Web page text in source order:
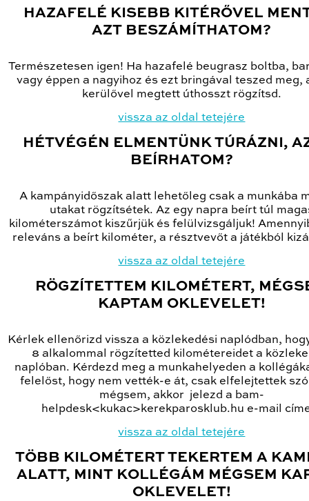
HAZAFELÉ KISEBB KITÉRŐVEL
AZT BESZÁMÍTHATOM?
Természetesen igen! Ha hazafelé beugrasz boltba,
vagy éppen a nagyihoz és ezt bringával teszed meg,
kerülővel megtett úthosszt rögzítsd.
vissza az oldal tetejére
HÉTVÉGÉN ELMENTÜNK TÚRÁZNI,
BEÍRHATOM?
A kampányidőszak alatt lehetőleg csak a munkába
utakat rögzítsétek. Az egy napra beírt túl
kilométerszámot kiszűrjük és felülvizsgáljuk!
releváns a beírt kilométer, a résztvevőt a játékból
vissza az oldal tetejére
RÖGZÍTETTEM KILOMÉTERT,
KAPTAM OKLEVELET!
Kérlek ellenőrizd vissza a közlekedési naplódban,
8 alkalommal rögzítetted kilométereidet a
naplóban. Kérdezd meg a munkahelyeden a
felelőst, hogy nem vették-e át, csak elfelejtettek
mégsem, akkor jelezd a bam-
helpdesk<kukac>kerekparosklub.hu e-mail
vissza az oldal tetejére
TÖBB KILOMÉTERT TEKERTEM A
ALATT, MINT KOLLÉGÁM MÉGSEM
OKLEVELET!